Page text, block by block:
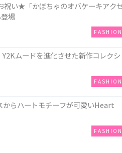
祝い★「かぼちゃのオバケーキアクセ
場
FASHION
ムードを進化させた新作コレクシ
FASHION
らハートモチーフが可愛いHeart
FASHION